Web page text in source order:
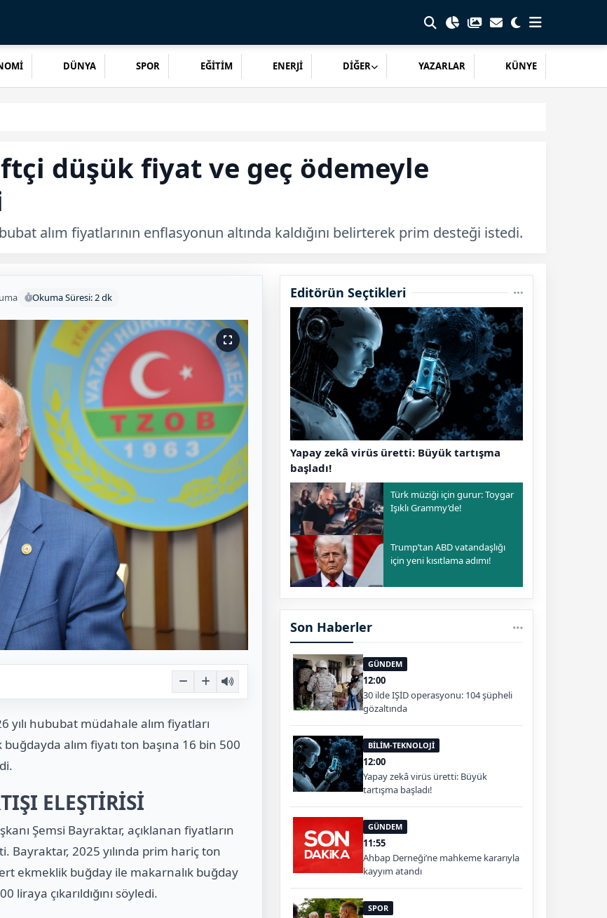
DÜNYA SPOR EĞİTİM ENERJİ DİĞER YAZARLAR KÜNYE
düşük fiyat ve geç ödemeyle
alım fiyatlarının enflasyonun altında kaldığını belirterek prim desteği istedi.
Okuma Süresi: 2 dk
yılı hububat müdahale alım fiyatları
alım fiyatı ton başına 16 bin 500
ELEŞTİRİSİ
Şemsi Bayraktar, açıklanan fiyatların
Bayraktar, 2025 yılında prim hariç ton
ekmeklik buğday ile makarnalık buğday
liraya çıkarıldığını söyledi.
Editörün Seçtikleri
Yapay zekâ virüs üretti: Büyük tartışma
başladı!
Türk müziği için gurur: Toygar
Işıklı Grammy’de!
Trump’tan ABD vatandaşlığı
için yeni kısıtlama adımı!
Son Haberler
GÜNDEM
12:00
30 ilde IŞİD operasyonu: 104 şüpheli
gözaltında
BİLİM-TEKNOLOJİ
12:00
Yapay zekâ virüs üretti: Büyük
tartışma başladı!
GÜNDEM
11:55
Ahbap Derneği’ne mahkeme kararıyla
kayyım atandı
SPOR